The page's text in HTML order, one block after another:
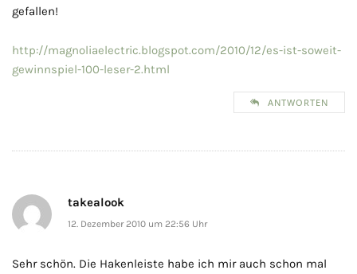
gefallen!
http://magnoliaelectric.blogspot.com/2010/12/es-ist-soweit-
gewinnspiel-100-leser-2.html
ANTWORTEN
takealook
12. Dezember 2010 um 22:56 Uhr
Sehr schön. Die Hakenleiste habe ich mir auch schon mal